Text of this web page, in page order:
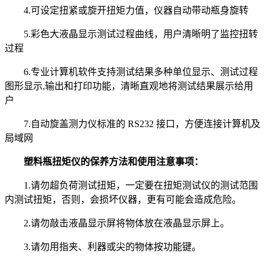
4.可设定扭紧或旋开扭矩力值，仪器自动带动瓶身旋转
5.彩色大液晶显示测试过程曲线，用户清晰明了监控扭转
过程
6.专业计算机软件支持测试结果多种单位显示、测试过程
图形显示,输出和打印功能，清晰直观地将测试结果展示给用
户
7.自动旋盖测力仪标准的 RS232 接口，方便连接计算机及
局域网
塑料瓶扭矩仪的保养方法和使用注意事项：
1.请勿超负荷测试扭矩，一定要在扭矩测试仪的测试范围
内测试扭矩，否则，会损坏仪器，更有可能会造成危险。
2.请勿敲击液晶显示屏将物体放在液晶显示屏上。
3.请勿用指夹、利器或尖的物体按功能键。